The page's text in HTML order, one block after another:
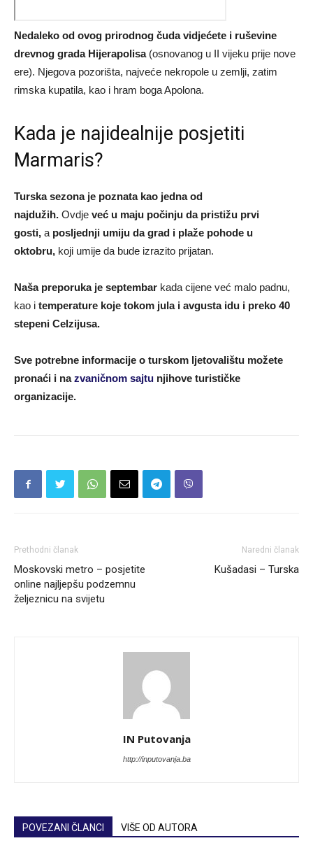
Nedaleko od ovog prirodnog čuda vidjećete i ruševine
drevnog grada Hijerapolisa(osnovanog u II vijeku prije nove
ere). Njegova pozorišta, najveće nekropole u zemlji, zatim
rimska kupatila, kao i hram boga Apolona.
Kada je najidealnije posjetiti
Marmaris?
Turska sezona je poznata kao jedna od
najdužih. Ovdje već u maju počinju da pristižu prvi
gosti, a posljednji umiju da grad i plaže pohode u
oktobru, koji umije da bude izrazito prijatan.
Naša preporuka je septembar kada cijene već malo padnu,
kao i temperature koje tokom jula i avgusta idu i preko 40
stepeni Celzijusa.
Sve potrebne informacije o turskom ljetovalištu možete
pronaći i nazvaničnom sajtu njihove turističke
organizacije.
Prethodni članak
Moskovski metro – posjetite
online najljepšu podzemnu
željeznicu na svijetu
Naredni članak
Kušadasi – Turska
IN Putovanja
http://inputovanja.ba
POVEZANI ČLANCI VIŠE OD AUTORA